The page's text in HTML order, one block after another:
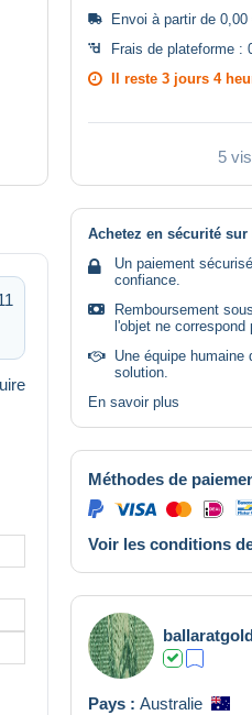
Envoi à partir de
Frais de plateforme :
Il reste 3 jours 4
5
Achetez en sécurité sur
Un paiement
confiance.
Remboursement
l'objet ne correspond
Une équipe humaine
solution.
En savoir plus
Méthodes de
Voir les conditions
Pays : Australie